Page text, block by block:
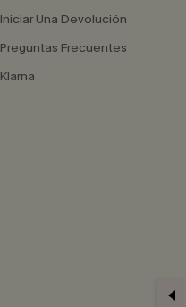
Iniciar Una Devolución
Preguntas Frecuentes
Klarna